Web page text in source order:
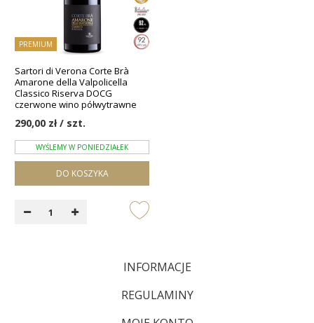
PREMIUM
Sartori di Verona Corte Brà
Amarone della Valpolicella
Classico Riserva DOCG
czerwone wino półwytrawne
290,00 zł / szt.
WYŚLEMY W PONIEDZIAŁEK
DO KOSZYKA
INFORMACJE
REGULAMINY